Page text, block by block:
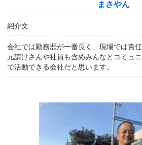
まさやん
紹介文
会社では勤務歴が一番長く、現場では責
元請けさんや社員も含めみんなとコミュ
で活動できる会社だと思います。